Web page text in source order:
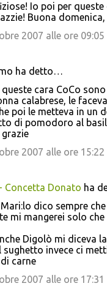
Io poi per
Buona domenica,
2007 alle ore 09:05
ha detto…
queste cara CoCo
calabrese, le
poi le metteva in un
di pomodoro al
grazie
2007 alle ore 15:22
Concetta Donato ha
dico sempre
mi mangerei solo
Digolò mi diceva
sughetto invece ci
carne
2007 alle ore 17:31